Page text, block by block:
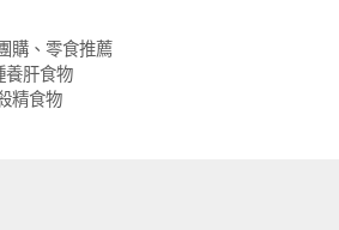
購、 零食推薦
養肝食物
精食物